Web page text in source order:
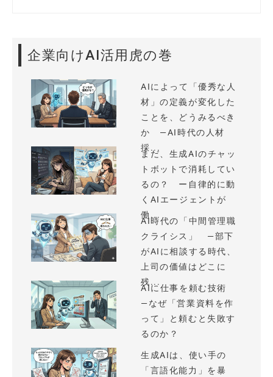
企業向けAI活用虎の巻
AIによって「優秀な人
材」の定義が変化した
ことを、どうみるべき
か —AI時代の人材
採...
まだ、生成AIのチャッ
トボットで消耗してい
るの？ ー自律的に動
くAIエージェントが
働...
AI時代の「中間管理職
クライシス」 —部下
がAIに相談する時代、
上司の価値はどこに
残...
AIに仕事を頼む技術
—なぜ「営業資料を作
って」と頼むと失敗す
るのか？
生成AIは、使い手の
「言語化能力」を暴